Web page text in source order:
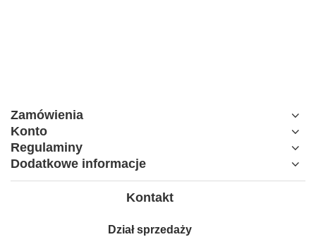
Zamówienia
Konto
Regulaminy
Dodatkowe informacje
Kontakt
Dział sprzedaży